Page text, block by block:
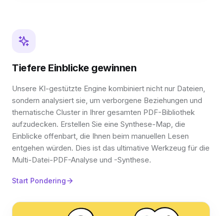
Tiefere Einblicke gewinnen
Unsere KI-gestützte Engine kombiniert nicht nur Dateien,
sondern analysiert sie, um verborgene Beziehungen und
thematische Cluster in Ihrer gesamten PDF-Bibliothek
aufzudecken. Erstellen Sie eine Synthese-Map, die
Einblicke offenbart, die Ihnen beim manuellen Lesen
entgehen würden. Dies ist das ultimative Werkzeug für die
Multi-Datei-PDF-Analyse und -Synthese.
Start Pondering